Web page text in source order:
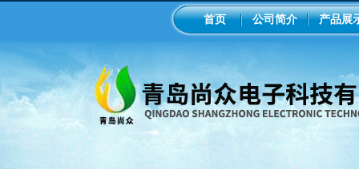
首页 公司简介 产品展